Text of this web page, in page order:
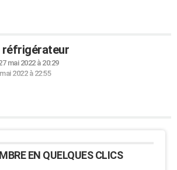
réfrigérateur
mai 2022 à 20:29
2022 à 22:55
EN QUELQUES CLICS